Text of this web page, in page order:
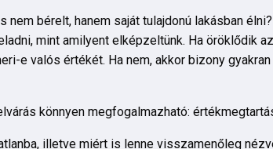
bérelt, hanem saját tulajdonú lakásban
mint amilyent elképzeltünk. Ha öröklődik
e valós értékét. Ha nem, akkor bizony
könnyen megfogalmazható:
illetve miért is lenne visszamenőleg